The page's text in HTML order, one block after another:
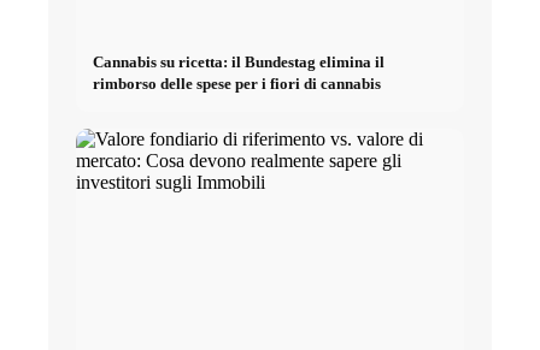
Cannabis su ricetta: il Bundestag elimina il
rimborso delle spese per i fiori di cannabis